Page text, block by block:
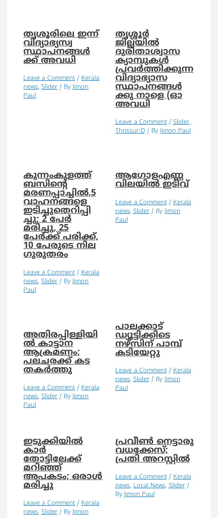
തൃശൂരിലെ ഇന്ന്
വിദ്യാഭ്യസ്വ
സ്ഥാപനങ്ങൾ
ക്ക് അവധി
Leave a Comment /Kerala
news,Slider/ ByJimon
Paul
തൃശ്ശൂർ
ജില്ലയിൽ
ദുരിതാശ്വാസ
ക്യാമ്പുകൾ
പ്രവർത്തിക്കുന്ന
വിദ്യാഭ്യാസ
സ്ഥാപനങ്ങൾ
ക്കു നാളെ (ഓ
അവധി
Leave a Comment /Slider,
Thrissur-D/ ByJimon Paul
കുന്നംകുളത്ത്
ബസിന്റെ
മരണപ്പാച്ചില്‍,5
വാഹനങ്ങളെ
ഇടിച്ചുതെറിപ്പി
ച്ചു; 2 പേർ
മരിച്ചു, 25
പേര്‍ക്ക് പരിക്ക്,
10 പേരുടെ നില
ഗുരുതരം
Leave a Comment / Kerala
news,Slider / By Jimon
Paul
ആഗോളഎണ്ണ
വിലയില്‍ ഇടിവ്
Leave a Comment / Kerala
news, Slider/ By Jimon
Paul
അതിരപ്പിള്ളിയി
ല്‍ കാട്ടാന
ആക്രമണം;
പലചരക്ക് കട
തകര്‍ത്തു
Leave a Comment / Kerala
news,Slider / By Jimon
Paul
പാലക്കാട്
ഡ്യൂട്ടിക്കിടെ
നഴ്‌സിന് പാമ്പ്
കടിയേറ്റു
Leave a Comment / Kerala
news, Slider/ By Jimon
Paul
ഇടുക്കിയില്‍
കാര്‍
തോട്ടിലേക്ക്
മറിഞ്ഞ്
അപകടം; ഒരാള്‍
മരിച്ചു
Leave a Comment / Kerala
news,Slider / By Jimon
പ്രവീണ്‍ നെട്ടാരു
വധക്കേസ്;
പ്രതി അറസ്റ്റില്‍
Leave a Comment / Kerala
news, Local News, Slider/
By Jimon Paul